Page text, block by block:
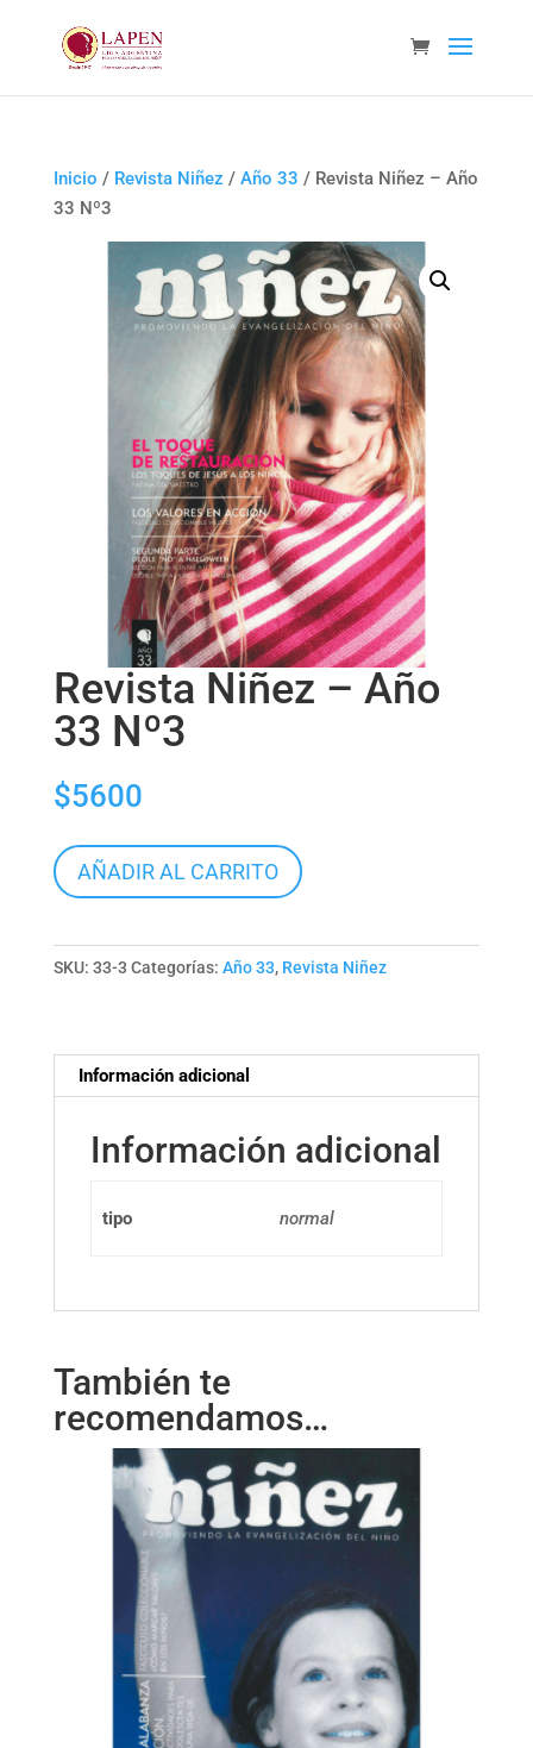
Inicio / Revista Niñez / Año 33 / Revista Niñez – Año
33 Nº3
Revista Niñez – Año
33 Nº3
$5600
Revista
Niñez
Año
33
AÑADIR AL CARRITO
SKU: 33-3 Categorías: Año 33, Revista Niñez
Información adicional
Información adicional
tipo normal
También te
recomendamos…